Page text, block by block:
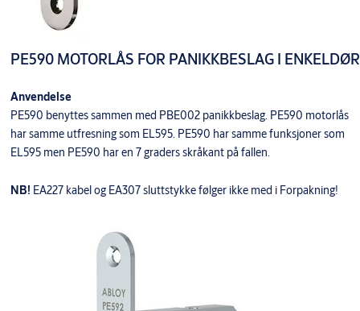
PE590 MOTORLÅS FOR PANIKKBESLAG I ENKELDØR
Anvendelse
PE590 benyttes sammen med PBE002 panikkbeslag. PE590 motorlås
har samme utfresning som EL595. PE590 har samme funksjoner som
EL595 men PE590 har en 7 graders skråkant på fallen.
NB! EA227 kabel og EA307 sluttstykke følger ikke med i Forpakning!